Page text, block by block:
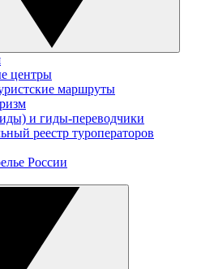
центры
маршруты
и гиды-переводчики
реестр туроператоров
России